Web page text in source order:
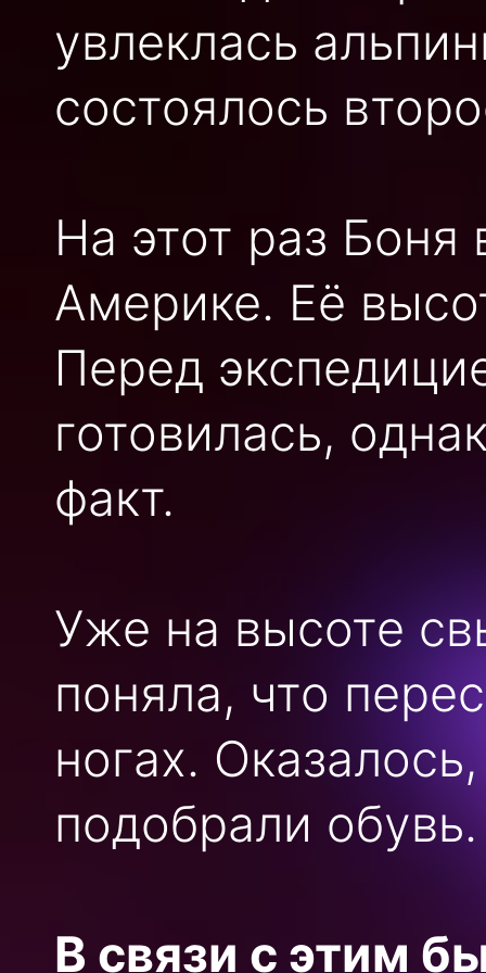
увлеклась
состоялось
На этот раз
Америке. Её
Перед
готовилась,
факт.
Уже на высоте
поняла, что
ногах.
подобрали обувь.
В связи с этим